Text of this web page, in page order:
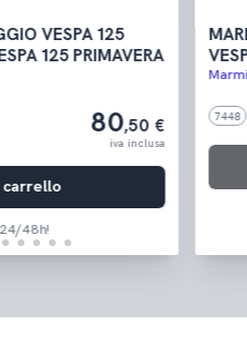
VESPA 125
125 PRIMAVERA
80,50 €
iva inclusa
carrello
24/48h!
7448